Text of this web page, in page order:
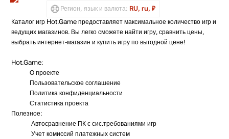
Регион, язык и валюта: RU, ru, ₽
Каталог игр Hot.Game предоставляет максимальное количество игр и
ведущих магазинов. Вы легко сможете найти игру, сравнить цены,
выбрать интернет-магазин и купить игру по выгодной цене!
Hot.Game:
О проекте
Пользовательское соглашение
Политика конфиденциальности
Статистика проекта
Полезное:
Автосравнение ПК с сис.требованиями игр
Учет комиссий платежных систем